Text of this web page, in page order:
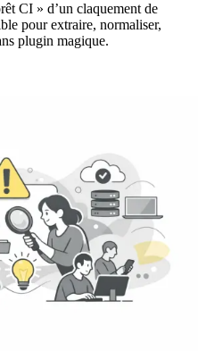
CI » d’un claquement de
pour extraire, normaliser,
plugin magique.